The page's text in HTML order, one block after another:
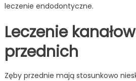
leczenie endodontyczne.
Leczenie
przednich
Zęby przednie mają stosunkowo